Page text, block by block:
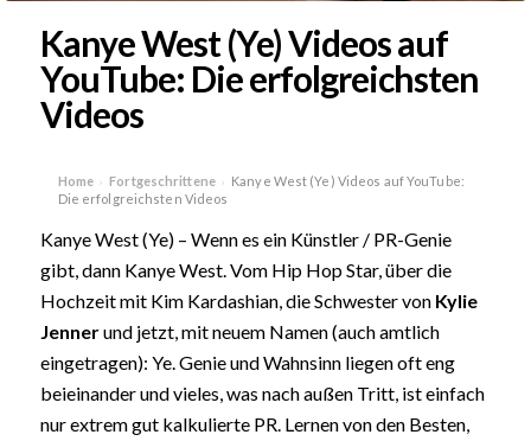
Kanye West (Ye) Videos auf
YouTube: Die erfolgreichsten
Videos
Home › Fortgeschrittene › Kanye West (Ye) Videos auf YouTube:
Die erfolgreichsten Videos
Kanye West (Ye) – Wenn es ein Künstler / PR-Genie
gibt, dann Kanye West. Vom Hip Hop Star, über die
Hochzeit mit Kim Kardashian, die Schwester von Kylie
Jennerund jetzt, mit neuem Namen (auch amtlich
eingetragen): Ye. Genie und Wahnsinn liegen oft eng
beieinander und vieles, was nach außen Tritt, ist einfach
nur extrem gut kalkulierte PR. Lernen von den Besten,